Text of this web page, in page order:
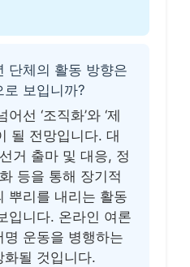
단체의 활동 방향은
로 보입니까?
선 ‘조직화’와 ‘제
될 전망입니다. 대
거 출마 및 대응, 정
등을 통해 장기적
뿌리를 내리는 활동
입니다. 온라인 여론
운동을 병행하는
화될 것입니다.